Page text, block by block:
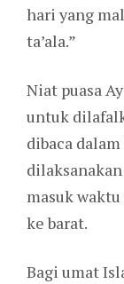
hari yang
ta’ala.”
Niat puasa
untuk
dibaca
masuk
ke barat.
Bagi umat